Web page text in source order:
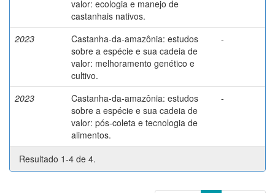
valor: ecologia e manejo de
castanhais nativos.
2023
Castanha-da-amazônia: estudos
sobre a espécie e sua cadeia de
valor: melhoramento genético e
cultivo.
-
2023
Castanha-da-amazônia: estudos
sobre a espécie e sua cadeia de
valor: pós-coleta e tecnologia de
alimentos.
-
Resultado 1-4 de 4.